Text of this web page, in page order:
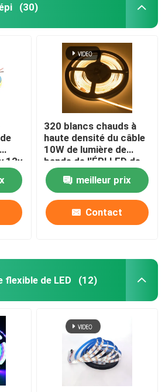
(30)
12v
320 blancs chauds à
haute densité du câble
10W de lumière de
bande de l'ÉPI LED de
Led/M Flexible 24V
meilleur prix
Contact
flexible de LED (12)